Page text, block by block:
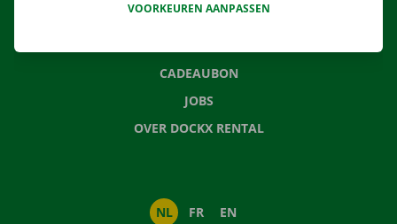
VEELGESTELDE VRAGEN
CADEAUBON
JOBS
OVER DOCKX RENTAL
NL FR EN
VOORKEUREN AANPASSEN